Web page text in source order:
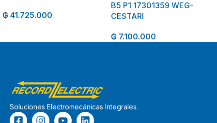
₲ 41.725.000
B5 P1 17301359 WEG-
CESTARI
₲ 7.100.000
Soluciones Electromecánicas Integrales.